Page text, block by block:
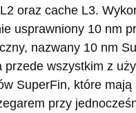
oraz cache L3.
usprawniony 10 nm
nazwany 10 nm
przede wszystkim z
SuperFin, które
przy